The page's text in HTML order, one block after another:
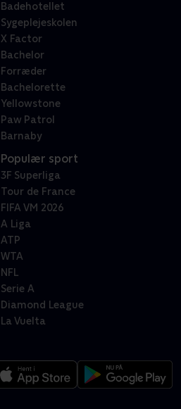
Badehotellet
Sygeplejeskolen
X Factor
Bachelor
Forræder
Bachelorette
Yellowstone
Paw Patrol
Barnaby
Populær sport
3F Superliga
Tour de France
FIFA VM 2026
A Liga
ATP
WTA
NFL
Serie A
Diamond League
La Vuelta